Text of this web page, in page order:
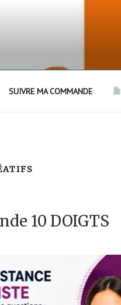
SUIVRE MA COMMANDE
10 DOIGTS